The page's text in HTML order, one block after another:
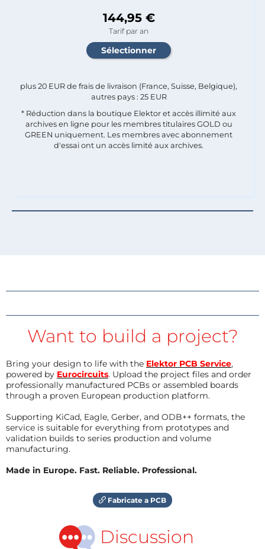
144,95 €
Tarif par an
plus 20 EUR de frais de livraison (France, Suisse, Belgique),
autres pays : 25 EUR
* Réduction dans la boutique Elektor et accès illimité aux
archives en ligne pour les membres titulaires GOLD ou
GREEN uniquement. Les membres avec abonnement
d'essai ont un accès limité aux archives.
Want to build a project?
Bring your design to life with the Elektor PCB Service,
powered by Eurocircuits. Upload the project files and order
professionally manufactured PCBs or assembled boards
through a proven European production platform.
Supporting KiCad, Eagle, Gerber, and ODB++ formats, the
service is suitable for everything from prototypes and
validation builds to series production and volume
manufacturing.
Made in Europe. Fast. Reliable. Professional.
Fabricate a PCB
Discussion